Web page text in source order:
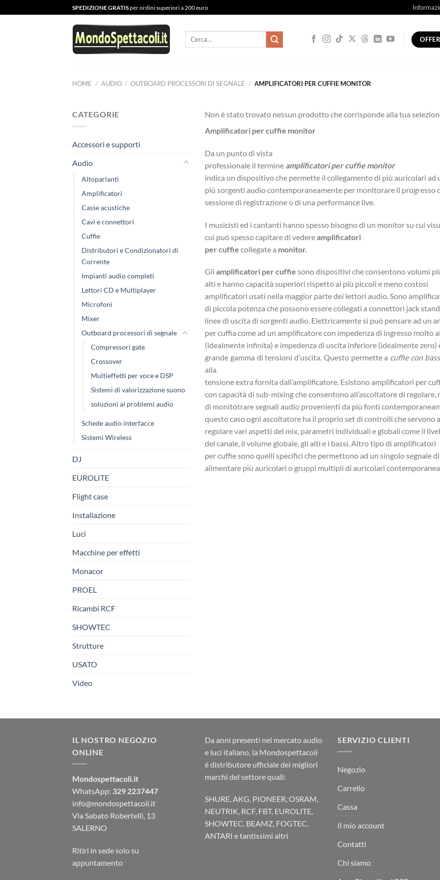
ai
SPEDIZIONE GRATISper ordini superiori a 200 euro
Cerca:
HOME / AUDIO / OUTBOARD PROCESSORI DI SEGNALE / AMPLIFICATORI PER CUFFIE MONITOR
CATEGORIE
Accessori e supporti
Audio
Altoparlanti
Amplificatori
Casse acustiche
Cavi e connettori
Cuffie
Distributori e Condizionatori di
Corrente
Impianti audio completi
Lettori CD e Multiplayer
Microfoni
Mixer
Outboard processori di segnale
Compressori gate
Crossover
Multieffetti per voce e DSP
Sistemi di valorizzazione suono
soluzioni ai problemi audio
Schede audio interfacce
Sistemi Wireless
DJ
EUROLITE
Flight case
Installazione
Luci
Macchine per effetti
Monacor
PROEL
Ricambi RCF
SHOWTEC
Strutture
USATO
Video
Non è stato trovato nessun prodotto che corrisponde alla tua
Amplificatori per cuffie monitor
Da un punto di vista
professionale il termine amplificatori per cuffie monitor
indica un dispositivo che permette il collegamento di più auricolari ad
più sorgenti audio contemporaneamente per monitorare il progresso
sessione di registrazione o di una performance live.
I musicisti ed i cantanti hanno spesso bisogno di un monitor su cui
cui può spesso capitare di vedereamplificatori
per cuffie collegate a monitor.
Gli amplificatori per cuffie sono dispositivi che consentono volumi
alti e hanno capacità superiori rispetto ai più piccoli e meno costosi
amplificatori usati nella maggior parte dei lettori audio. Sono
di piccola potenza che possono essere collegati a connettori jack
linee di uscita di sorgenti audio. Elettricamente si può pensare ad un
per cuffia come ad un amplificatore con impedenza di ingresso molto
(idealmente infinita) e impedenza di uscita inferiore (idealmente zero)
grande gamma di tensioni d’uscita. Questo permette a cuffie con
alla
tensione extra fornita dall’amplificatore. Esistono amplificatori per
con capacità di sub-mixing che consentono all’ascoltatore di regolare,
di monitotrare segnali audio provenienti da più fonti
questo caso ogni ascoltatore ha il proprio set di controlli che servono a
regolare vari aspetti del mix, parametri individuali e globali come il
del canale, il volume globale, gli alti e i bassi. Altro tipo di amplificatori
per cuffie sono quelli specifici che permettono ad un singolo segnale di
alimentare più auricolari o gruppi multipli di auricolari
IL NOSTRO NEGOZIO
ONLINE
Mondospettacoli.it
WhatsApp: 329 2237447
info@mondospettacoli.it
Via Sabato Robertelli, 13
SALERNO
Ritiri in sede solo su
appuntamento
Da anni presenti nel mercato audio
e luci italiano, la Mondospettacoli
è distributore ufficiale dei migliori
marchi del settore quali:
SHURE, AKG, PIONEER, OSRAM,
NEUTRIK, RCF, FBT, EUROLITE,
SHOWTEC, BEAMZ, FOGTEC,
ANTARI e tantissimi altri
SERVIZIO CLIENTI
Negozio
Carrello
Cassa
Il mio account
Contatti
Chi siamo